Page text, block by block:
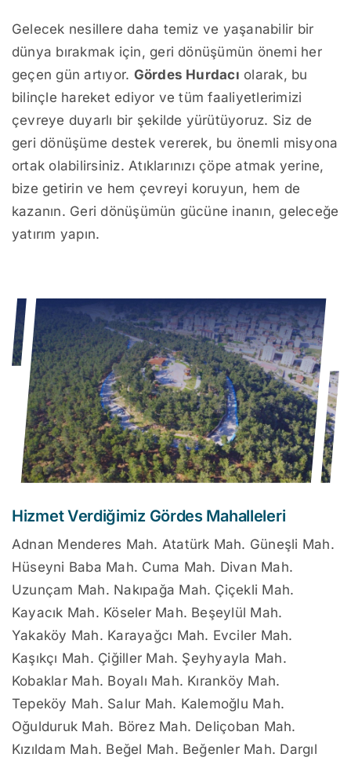
Gelecek nesillere daha temiz ve yaşanabilir bir
dünya bırakmak için, geri dönüşümün önemi her
geçen gün artıyor. Gördes Hurdacı olarak, bu
bilinçle hareket ediyor ve tüm faaliyetlerimizi
çevreye duyarlı bir şekilde yürütüyoruz. Siz de
geri dönüşüme destek vererek, bu önemli misyona
ortak olabilirsiniz. Atıklarınızı çöpe atmak yerine,
bize getirin ve hem çevreyi koruyun, hem de
kazanın. Geri dönüşümün gücüne inanın, geleceğe
yatırım yapın.
Hizmet Verdiğimiz Gördes Mahalleleri
Adnan Menderes Mah. Atatürk Mah. Güneşli Mah.
Hüseyni Baba Mah. Cuma Mah. Divan Mah.
Uzunçam Mah. Nakıpağa Mah. Çiçekli Mah.
Kayacık Mah. Köseler Mah. Beşeylül Mah.
Yakaköy Mah. Karayağcı Mah. Evciler Mah.
Kaşıkçı Mah. Çiğiller Mah. Şeyhyayla Mah.
Kobaklar Mah. Boyalı Mah. Kıranköy Mah.
Tepeköy Mah. Salur Mah. Kalemoğlu Mah.
Oğulduruk Mah. Börez Mah. Deliçoban Mah.
Kızıldam Mah. Beğel Mah. Beğenler Mah. Dargıl